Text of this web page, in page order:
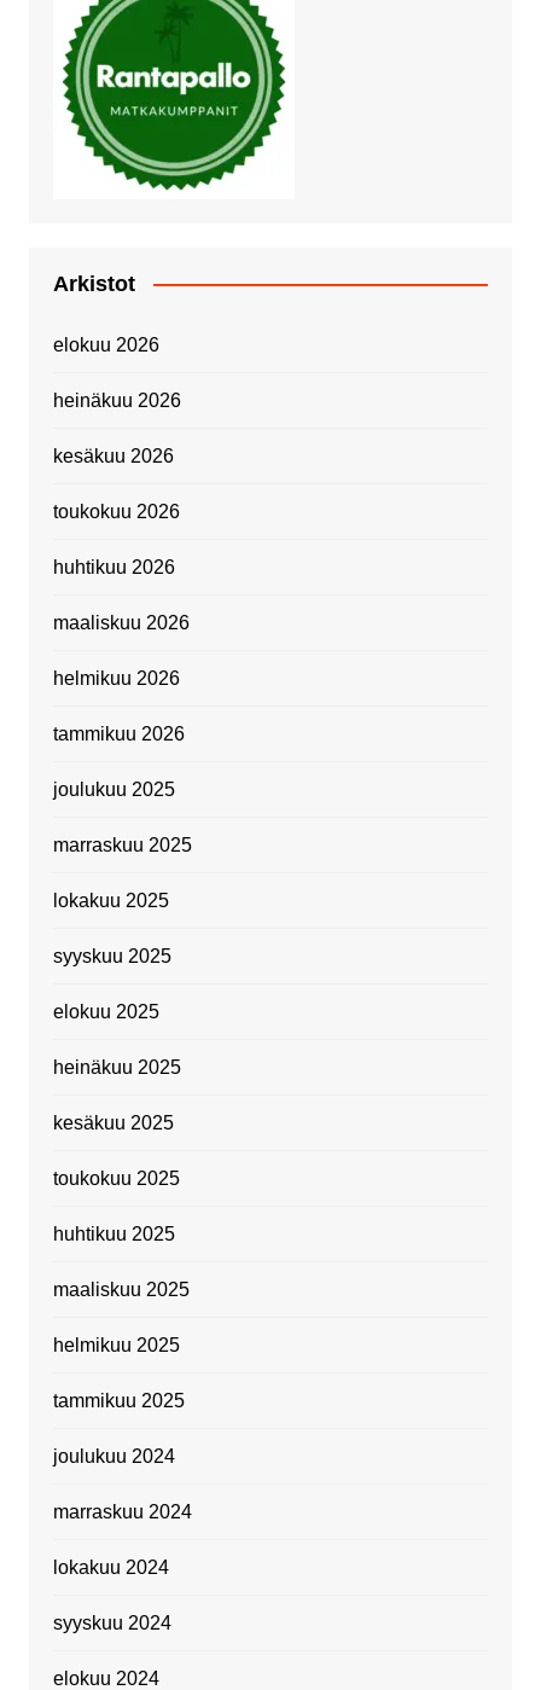
Arkistot
elokuu 2026
heinäkuu 2026
kesäkuu 2026
toukokuu 2026
huhtikuu 2026
maaliskuu 2026
helmikuu 2026
tammikuu 2026
joulukuu 2025
marraskuu 2025
lokakuu 2025
syyskuu 2025
elokuu 2025
heinäkuu 2025
kesäkuu 2025
toukokuu 2025
huhtikuu 2025
maaliskuu 2025
helmikuu 2025
tammikuu 2025
joulukuu 2024
marraskuu 2024
lokakuu 2024
syyskuu 2024
elokuu 2024